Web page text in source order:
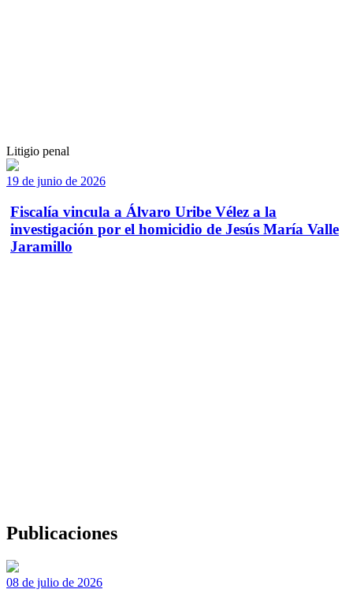
Litigio penal
19 de junio de 2026
Fiscalía vincula a Álvaro Uribe Vélez a la
investigación por el homicidio de Jesús María Valle
Jaramillo
Publicaciones
08 de julio de 2026